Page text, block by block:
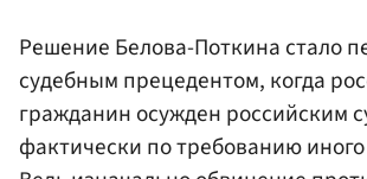
Решение Белова-Поткина стало
судебным прецедентом, когда
гражданин осужден российским
фактически по требованию иного